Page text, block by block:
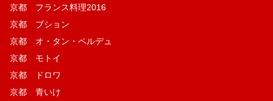
京都 フランス料理2016
京都 ブション
京都 オ・タン・ペルデュ
京都 モトイ
京都 ドロワ
京都 青いけ